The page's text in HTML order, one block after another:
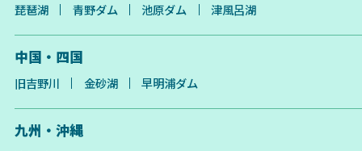
琵琶湖 青野ダム 池原ダム 津風呂湖
中国・四国
旧吉野川 金砂湖 早明浦ダム
九州・沖縄